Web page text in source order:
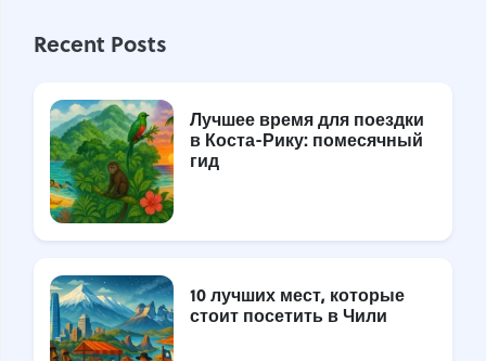
Recent Posts
Лучшее время для поездки
в Коста-Рику: помесячный
гид
10 лучших мест, которые
стоит посетить в Чили